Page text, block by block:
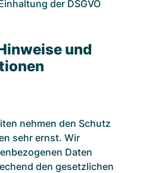
der DSGVO
und
nehmen den Schutz
sehr ernst. Wir
Daten
den gesetzlichen